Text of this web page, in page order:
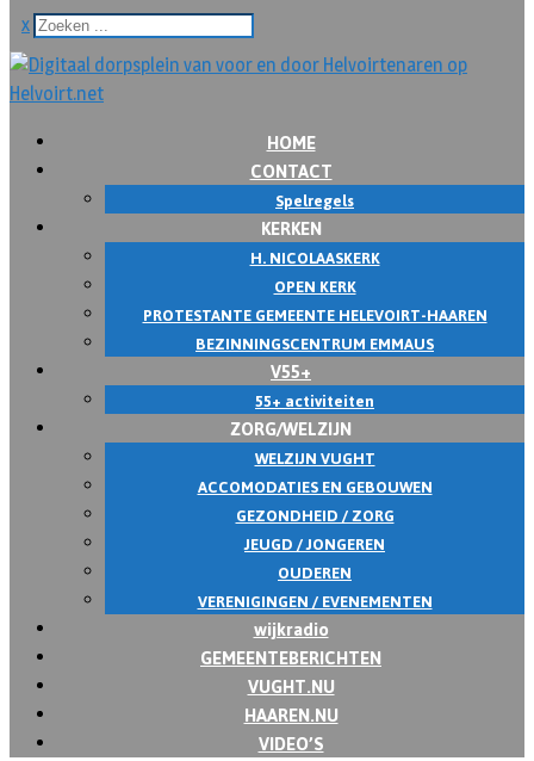
x
HOME
CONTACT
Spelregels
KERKEN
H. NICOLAASKERK
OPEN KERK
PROTESTANTE GEMEENTE HELEVOIRT-HAAREN
BEZINNINGSCENTRUM EMMAUS
V55+
55+ activiteiten
ZORG/WELZIJN
WELZIJN VUGHT
ACCOMODATIES EN GEBOUWEN
GEZONDHEID / ZORG
JEUGD / JONGEREN
OUDEREN
VERENIGINGEN / EVENEMENTEN
wijkradio
GEMEENTEBERICHTEN
VUGHT.NU
HAAREN.NU
VIDEO’S